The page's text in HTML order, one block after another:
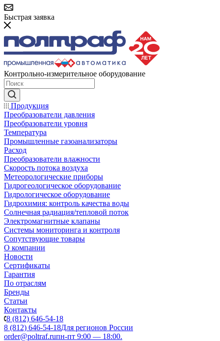
Быстрая заявка
Контрольно-измерительное оборудование
Продукция
Преобразователи давления
Преобразователи уровня
Температура
Промышленные газоанализаторы
Расход
Преобразователи влажности
Скорость потока воздуха
Метеорологические приборы
Гидрогеологическое оборудование
Гидрологическое оборудование
Гидрохимия: контроль качества воды
Солнечная радиация/тепловой поток
Электромагнитные клапаны
Системы мониторинга и контроля
Сопутствующие товары
О компании
Новости
Сертификаты
Гарантия
По отраслям
Бренды
Статьи
Контакты
8 (812) 646-54-18
8 (812) 646-54-18Для регионов России
order@poltraf.ruпн-пт 9:00 — 18:00.